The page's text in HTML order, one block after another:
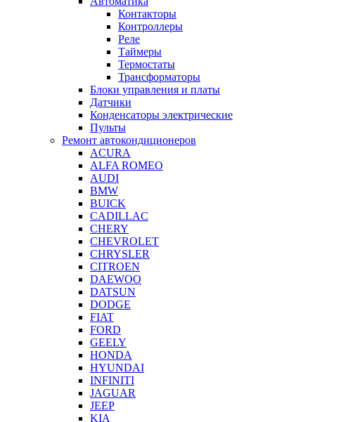
Контакторы
Контроллеры
Реле
Таймеры
Термостаты
Трансформаторы
Блоки управления и платы
Датчики
Конденсаторы электрические
Пульты
Ремонт автокондиционеров
ACURA
ALFA ROMEO
AUDI
BMW
BUICK
CADILLAC
CHERY
CHEVROLET
CHRYSLER
CITROEN
DAEWOO
DATSUN
DODGE
FIAT
FORD
GEELY
HONDA
HYUNDAI
INFINITI
JAGUAR
JEEP
KIA